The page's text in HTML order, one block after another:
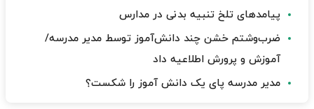
پیامدهای تلخ تنبیه بدنی در مدارس
ضرب‌وشتم خشن چند دانش‌آموز توسط مدیر مدرسه/
آموزش و پرورش اطلاعیه داد
مدیر مدرسه پای یک دانش آموز را شکست؟